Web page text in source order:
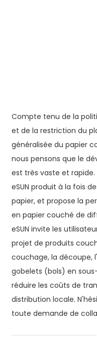
Compte tenu de la
et de la restriction du
généralisée du papier
nous pensons que le
est très vaste et rapide.
eSUN produit à la fois
papier, et propose la
en papier couché de
eSUN invite les
projet de produits
couchage, la découpe,
gobelets (bols) en
réduire les coûts de
distribution locale.
toute demande de